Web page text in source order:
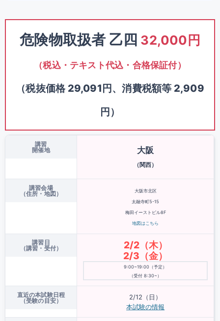
危険物取扱者 乙四 32,000円
（税込・テキスト代込・合格保証付）
（税抜価格 29,091円、消費税額等 2,909
円）
講習
開催地
大阪
（関西）
講習会場
（住所・地図）
大阪市北区
太融寺町5-15
梅田イーストビル8F
地図はこちら
講習日
（講習・受付）
2/2（木）
2/3（金）
9:00~19:00（予定）
（受付 8:30~）
直近の本試験日程
（受験の目安）
2/12（日）
本試験の情報